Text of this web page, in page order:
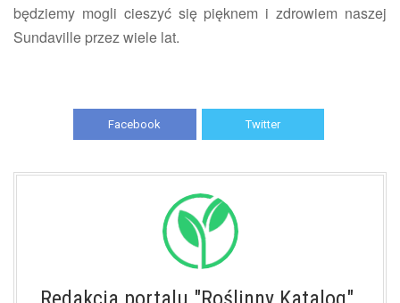
będziemy mogli cieszyć się pięknem i zdrowiem naszej
Sundaville przez wiele lat.
Facebook Twitter